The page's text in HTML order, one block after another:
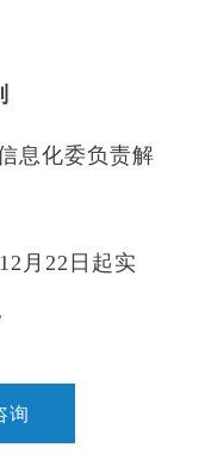
息化委负责解
月22日起实
询